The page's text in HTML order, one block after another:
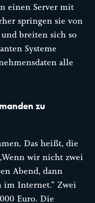
einen Server mit
springen sie von
breiten sich so
Systeme
alle
zu
Das heißt, die
wir nicht zwei
Abend, dann
Internet.“ Zwei
Euro. Die